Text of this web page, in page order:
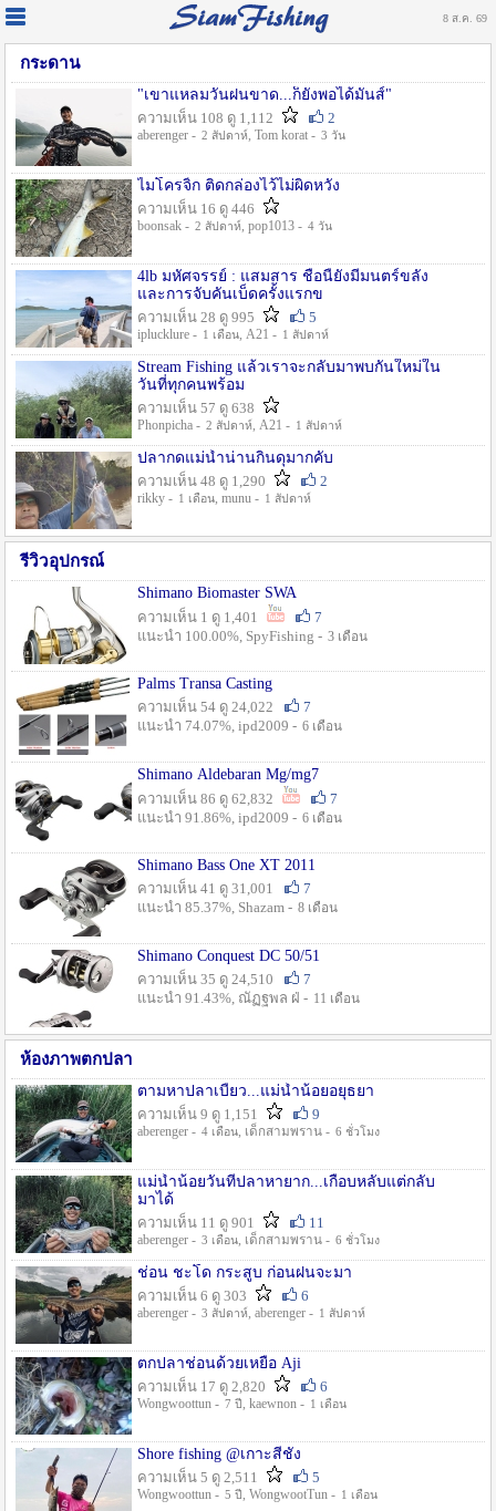
8 ส.ค. 69
กระดาน
"เขาแหลมวันฝนขาด...ก็ยังพอได้มันส์"
ความเห็น 108 ดู 1,112
2
aberenger - 2 สัปดาห์, Tom korat - 3 วัน
ไมโครจิ้ก ติดกล่องไว้ไม่ผิดหวัง
ความเห็น 16 ดู 446
boonsak - 2 สัปดาห์, pop1013 - 4 วัน
4lb มหัศจรรย์ : แสมสาร ชื่อนี้ยังมีมนตร์ขลัง
และการจับคันเบ็ดครั้งแรกข
ความเห็น 28 ดู 995
5
iplucklure - 1 เดือน, A21 - 1 สัปดาห์
Stream Fishing แล้วเราจะกลับมาพบกันใหม่ใน
วันที่ทุกคนพร้อม
ความเห็น 57 ดู 638
Phonpicha - 2 สัปดาห์, A21 - 1 สัปดาห์
ปลากดแม่น้ำน่านกินดุมากคับ
ความเห็น 48 ดู 1,290
2
rikky - 1 เดือน, munu - 1 สัปดาห์
รีวิวอุปกรณ์
Shimano Biomaster SWA
ความเห็น 1 ดู 1,401
7
แนะนำ 100.00%, SpyFishing - 3 เดือน
Palms Transa Casting
ความเห็น 54 ดู 24,022
7
แนะนำ 74.07%, ipd2009 - 6 เดือน
Shimano Aldebaran Mg/mg7
ความเห็น 86 ดู 62,832
7
แนะนำ 91.86%, ipd2009 - 6 เดือน
Shimano Bass One XT 2011
ความเห็น 41 ดู 31,001
7
แนะนำ 85.37%, Shazam - 8 เดือน
Shimano Conquest DC 50/51
ความเห็น 35 ดู 24,510
7
แนะนำ 91.43%, ณัฏฐพล ฝ่ - 11 เดือน
ห้องภาพตกปลา
ตามหาปลาเบี้ยว...แม่น้ำน้อยอยุธยา
ความเห็น 9 ดู 1,151
9
aberenger - 4 เดือน, เด็กสามพราน - 6 ชั่วโมง
แม่น้ำน้อยวันที่ปลาหายาก...เกือบหลับแต่กลับ
มาได้
ความเห็น 11 ดู 901
11
aberenger - 3 เดือน, เด็กสามพราน - 6 ชั่วโมง
ช่อน ชะโด กระสูบ ก่อนฝนจะมา
ความเห็น 6 ดู 303
6
aberenger - 3 สัปดาห์, aberenger - 1 สัปดาห์
ตกปลาช่อนด้วยเหยื่อ Aji
ความเห็น 17 ดู 2,820
6
Wongwoottun - 7 ปี , kaewnon - 1 เดือน
Shore fishing @เกาะสีชัง
ความเห็น 5 ดู 2,511
5
Wongwoottun - 5 ปี , WongwootTun - 1 เดือน